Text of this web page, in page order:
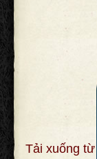
Tải xuống từ